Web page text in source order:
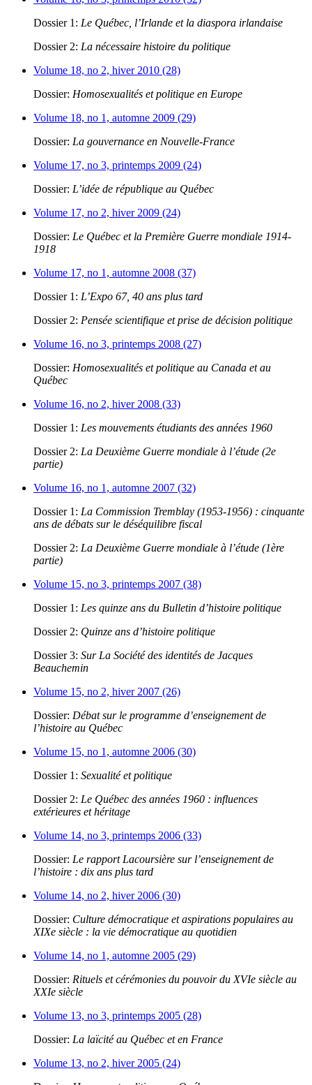
Dossier 1: Le Québec, l’Irlande et la diaspora irlandaise
Dossier 2: La nécessaire histoire du politique
Volume 18, no 2, hiver 2010 (28)
Dossier: Homosexualités et politique en Europe
Volume 18, no 1, automne 2009 (29)
Dossier: La gouvernance en Nouvelle-France
Volume 17, no 3, printemps 2009 (24)
Dossier: L’idée de république au Québec
Volume 17, no 2, hiver 2009 (24)
Dossier: Le Québec et la Première Guerre mondiale 1914-
1918
Volume 17, no 1, automne 2008 (37)
Dossier 1: L’Expo 67, 40 ans plus tard
Dossier 2: Pensée scientifique et prise de décision politique
Volume 16, no 3, printemps 2008 (27)
Dossier: Homosexualités et politique au Canada et au
Québec
Volume 16, no 2, hiver 2008 (33)
Dossier 1: Les mouvements étudiants des années 1960
Dossier 2: La Deuxième Guerre mondiale à l’étude (2e
partie)
Volume 16, no 1, automne 2007 (32)
Dossier 1: La Commission Tremblay (1953-1956) : cinquante
ans de débats sur le déséquilibre fiscal
Dossier 2: La Deuxième Guerre mondiale à l’étude (1ère
partie)
Volume 15, no 3, printemps 2007 (38)
Dossier 1: Les quinze ans du Bulletin d’histoire politique
Dossier 2: Quinze ans d’histoire politique
Dossier 3: Sur La Société des identités de Jacques
Beauchemin
Volume 15, no 2, hiver 2007 (26)
Dossier: Débat sur le programme d’enseignement de
l’histoire au Québec
Volume 15, no 1, automne 2006 (30)
Dossier 1: Sexualité et politique
Dossier 2: Le Québec des années 1960 : influences
extérieures et héritage
Volume 14, no 3, printemps 2006 (33)
Dossier: Le rapport Lacoursière sur l’enseignement de
l’histoire : dix ans plus tard
Volume 14, no 2, hiver 2006 (30)
Dossier: Culture démocratique et aspirations populaires au
XIXe siècle : la vie démocratique au quotidien
Volume 14, no 1, automne 2005 (29)
Dossier: Rituels et cérémonies du pouvoir du XVIe siècle au
XXIe siècle
Volume 13, no 3, printemps 2005 (28)
Dossier: La laïcité au Québec et en France
Volume 13, no 2, hiver 2005 (24)